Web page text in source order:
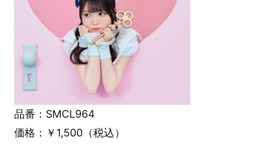
品番：SMCL964
価格：￥1,500（税込）